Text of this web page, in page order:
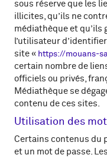
sous réserve que les
illicites, qu’ils ne
médiathèque et
l’utilisateur
site « https://mouans-
certain nombre de
officiels ou privés,
Médiathèque se
contenu de ces sites.
Utilisation des
Certains contenus du
et un mot de passe.